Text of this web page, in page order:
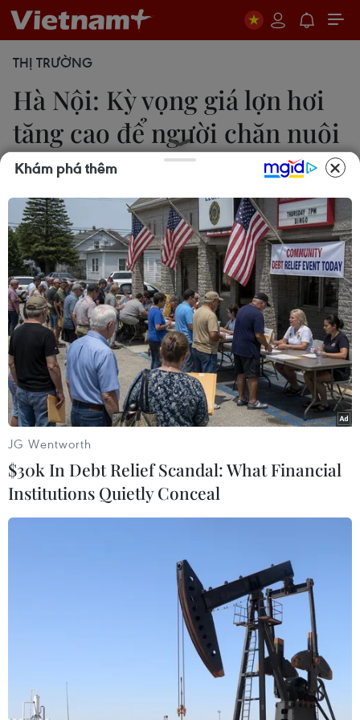
THỊ TRƯỜNG
Hà Nội: Kỳ vọng giá lợn hơi
tăng cao để người chăn nuôi
có lãi
Nam Giang
12/01/2024 01:30
Hiện thị trường vào mùa cao điểm tiêu dùng cuối
năm nên sức tiêu thụ đã cải thiện đáng kể, giá lợn
hơi tăng lên mức 53.000 đồng/kg.
Người chăn nuôi xuất chuồng đàn lợn với giá cao. (Ảnh: Thanh
Tân/TTXVN)
Khảo sát thị trường cho thấy giá lợn hơi tăng lên
mức 53.000 đồng/kg. Nhiều người chăn nuôi kỳ
vọng, xu hướng tăng có thể tiếp tục kéo dài và
về trên mức giá thành chăn nuôi.
Khám phá thêm
JG Wentworth
$30k In Debt Relief Scandal: What Financial
Institutions Quietly Conceal